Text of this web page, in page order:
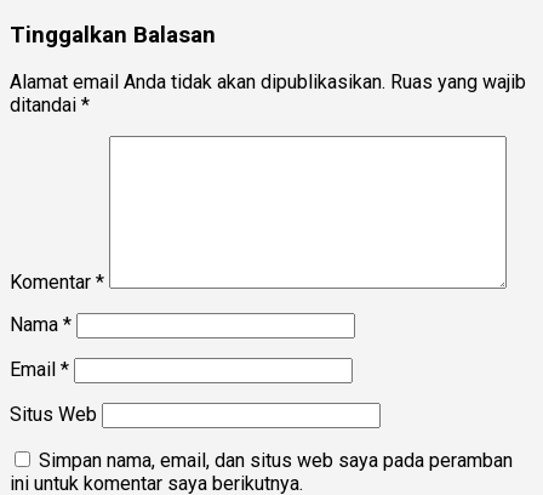
Tinggalkan Balasan
Alamat email Anda tidak akan dipublikasikan. Ruas yang wajib
ditandai *
Komentar *
Nama *
Email *
Situs Web
Simpan nama, email, dan situs web saya pada peramban
ini untuk komentar saya berikutnya.